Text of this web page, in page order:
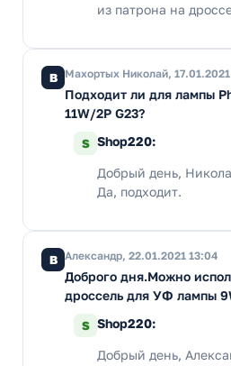
из патрона на
В Махортых Николай, 17.01.2021
Подходит ли для лампы
11W/2P G23?
S Shop220:
Добрый день,
Да, подходит.
В Александр, 22.01.2021 13:04
Доброго дня.Можно
дроссель для УФ лампы
S Shop220:
Добрый день,